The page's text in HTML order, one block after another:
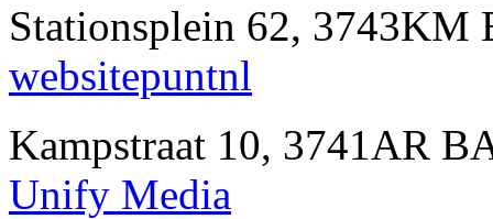
Stationsplein 62, 3743KM
websitepuntnl
Kampstraat 10, 3741AR
Unify Media